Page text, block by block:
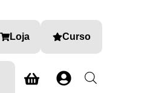
Loja Curso